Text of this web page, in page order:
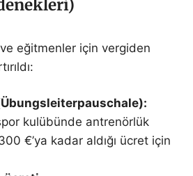
eğitmenler için vergiden
Übungsleiterpauschale):
kulübünde antrenörlük
€’ya kadar aldığı ücret için